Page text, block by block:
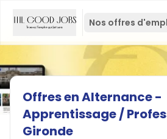
Nos offres
OffresenAlternance-
Apprentissage/
Gironde